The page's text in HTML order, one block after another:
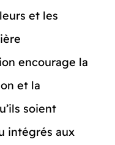
et les
encourage la
et la
soient
intégrés aux